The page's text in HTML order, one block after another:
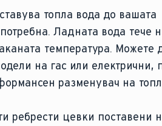
топла вода до вашата
Ладната вода тече
температура. Можете
на гас или електрични,
разменувач на
ребрести цевки поставени